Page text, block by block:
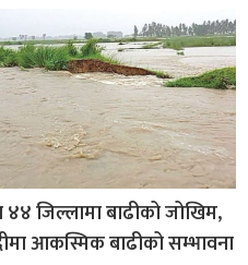
जिल्लामा बाढीको जोखिम,
आकस्मिक बाढीको सम्भावना